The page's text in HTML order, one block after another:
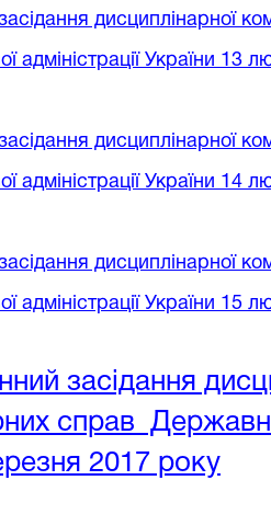
дисциплінарної
адміністрації України 13
дисциплінарної
адміністрації України 14
дисциплінарної
адміністрації України 15
засідання
справ
2017 року